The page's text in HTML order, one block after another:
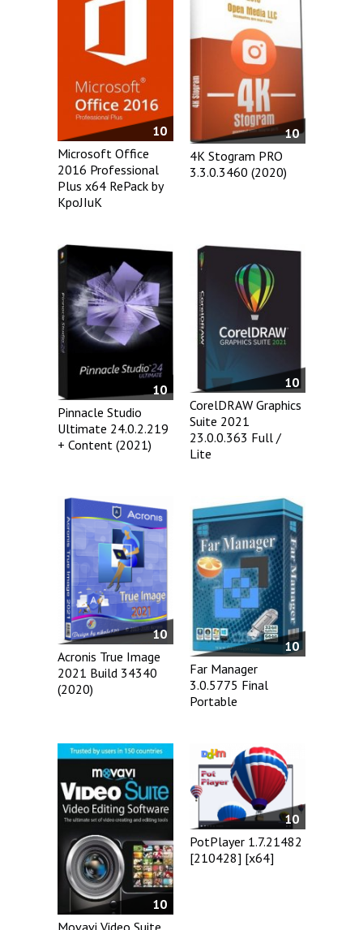
10
Microsoft Office
2016 Professional
Plus x64 RePack by
KpoJIuK
10
4K Stogram PRO
3.3.0.3460 (2020)
10
Pinnacle Studio
Ultimate 24.0.2.219
+ Content (2021)
10
CorelDRAW Graphics
Suite 2021
23.0.0.363 Full /
Lite
10
Acronis True Image
2021 Build 34340
(2020)
10
Far Manager
3.0.5775 Final
Portable
10
10
PotPlayer 1.7.21482
[210428] [x64]